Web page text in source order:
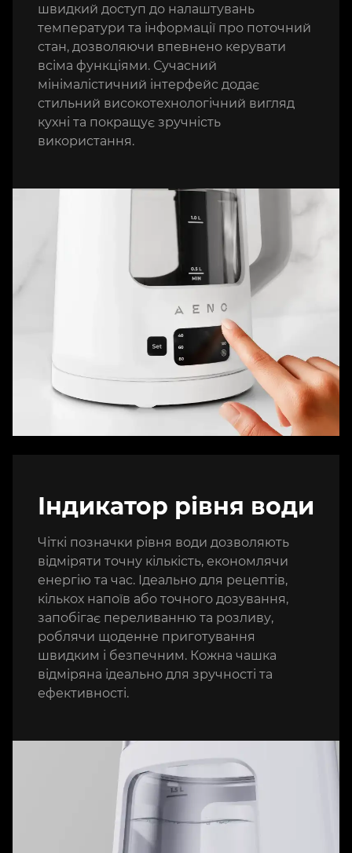
швидкий доступ до налаштувань
температури та інформації про поточний
стан, дозволяючи впевнено керувати
всіма функціями. Сучасний
мінімалістичний інтерфейс додає
стильний високотехнологічний вигляд
кухні та покращує зручність
використання.
Індикатор рівня води
Чіткі позначки рівня води дозволяють
відміряти точну кількість, економлячи
енергію та час. Ідеально для рецептів,
кількох напоїв або точного дозування,
запобігає переливанню та розливу,
роблячи щоденне приготування
швидким і безпечним. Кожна чашка
відміряна ідеально для зручності та
ефективності.